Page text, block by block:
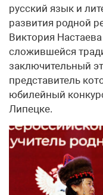
русский язык и
развития родной
Виктория
сложившейся
заключительный
представитель
юбилейный
Липецке.